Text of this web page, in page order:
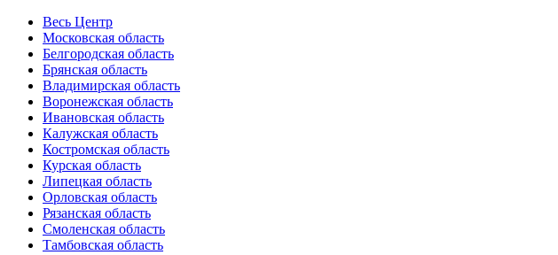
Весь Центр
Московская область
Белгородская область
Брянская область
Владимирская область
Воронежская область
Ивановская область
Калужская область
Костромская область
Курская область
Липецкая область
Орловская область
Рязанская область
Смоленская область
Тамбовская область